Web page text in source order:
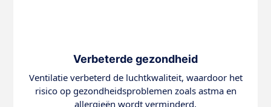
Verbeterde gezondheid
Ventilatie verbeterd de luchtkwaliteit, waardoor het
risico op gezondheidsproblemen zoals astma en
allergieën wordt verminderd.